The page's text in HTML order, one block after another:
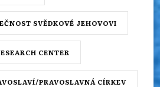
SVĚDKOVÉ JEHOVOVI
CENTER
PRAVOSLAVNÁ CÍRKEV